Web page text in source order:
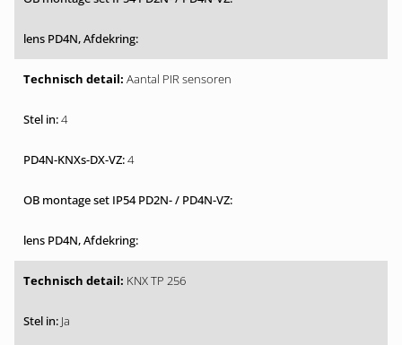
Aantal PIR sensoren
4
4
KNX TP 256
Ja